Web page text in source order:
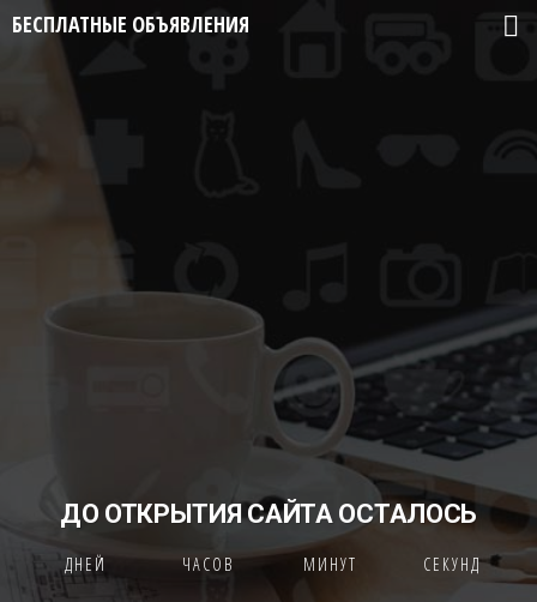
БЕСПЛАТНЫЕ ОБЪЯВЛЕНИЯ
ДО ОТКРЫТИЯ САЙТА ОСТАЛОСЬ
ДНЕЙ ЧАСОВ МИНУТ СЕКУНД